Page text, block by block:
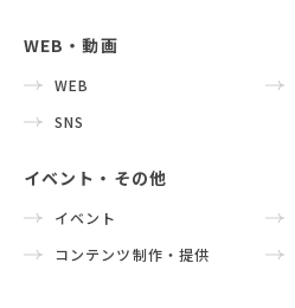
WEB・動画
WEB
SNS
イベント・その他
イベント
コンテンツ制作・提供